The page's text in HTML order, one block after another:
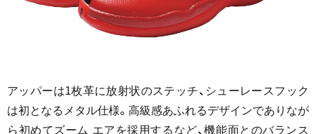
アッパーは1枚革に放射状のステッチ、シューレースフック
は初となるメタル仕様。高級感あふれるデザインでありなが
ら初めてズーム エアを採用するなど、機能面とのバランス